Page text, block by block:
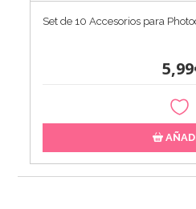
Set de 10 Accesorios para